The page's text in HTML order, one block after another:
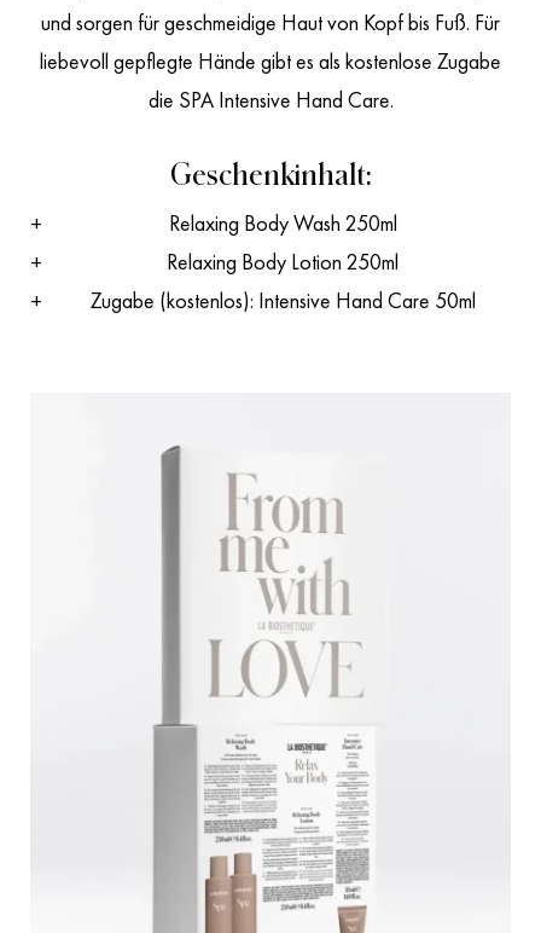
und sorgen für geschmeidige Haut von Kopf bis Fuß. Für
liebevoll gepflegte Hände gibt es als kostenlose Zugabe
die SPA Intensive Hand Care.
Geschenkinhalt:
Relaxing Body Wash 250ml
Relaxing Body Lotion 250ml
Zugabe (kostenlos): Intensive Hand Care 50ml